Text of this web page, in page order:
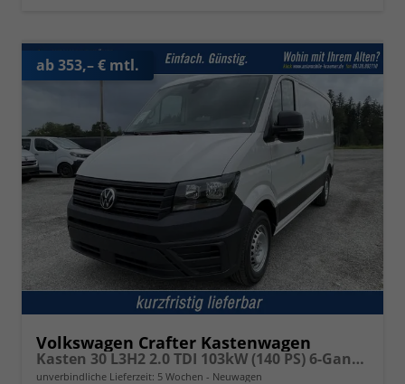
ab 353,– € mtl.
Volkswagen Crafter Kastenwagen
Kasten 30 L3H2 2.0 TDI 103kW (140 PS) 6-Gang-Schaltgetriebe
unverbindliche Lieferzeit: 5 Wochen Neuwagen